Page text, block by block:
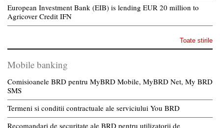
European Investment Bank (EIB) is lending EUR 20 million to
Agricover Credit IFN
Toate stirile
Mobile banking
Comisioanele BRD pentru MyBRD Mobile, MyBRD Net, My BRD
SMS
Termeni si conditii contractuale ale serviciului You BRD
Recomandari de securitate ale BRD pentru utilizatorii de